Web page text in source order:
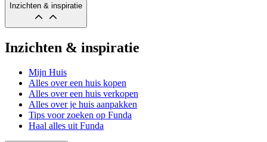
Inzichten & inspiratie
Inzichten & inspiratie
Mijn Huis
Alles over een huis kopen
Alles over een huis verkopen
Alles over je huis aanpakken
Tips voor zoeken op Funda
Haal alles uit Funda